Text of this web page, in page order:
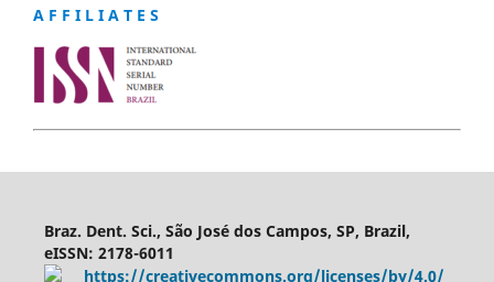
A F F I L I A T E S
Braz. Dent. Sci., São José dos Campos, SP, Brazil,
eISSN: 2178-6011
https://creativecommons.org/licenses/by/4.0/